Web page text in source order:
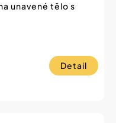
unavené tělo s
Detail